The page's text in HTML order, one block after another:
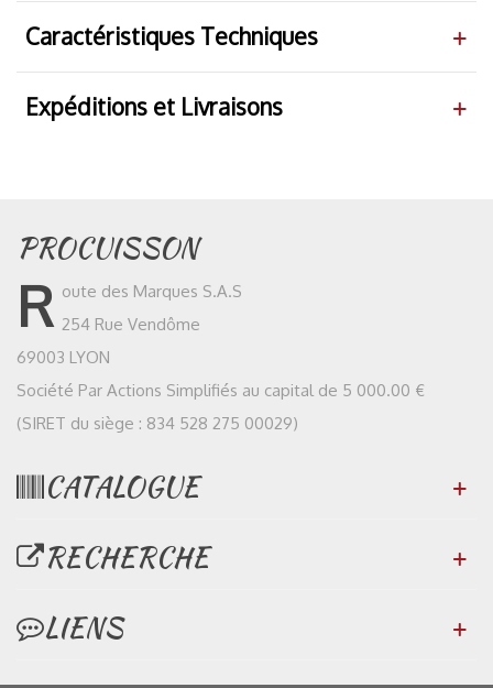
Caractéristiques Techniques
Expéditions et Livraisons
PROCUISSON
R oute des Marques S.A.S
254 Rue Vendôme
69003 LYON
Société Par Actions Simplifiés au capital de 5 000.00 €
(SIRET du siège : 834 528 275 00029)
CATALOGUE
RECHERCHE
LIENS